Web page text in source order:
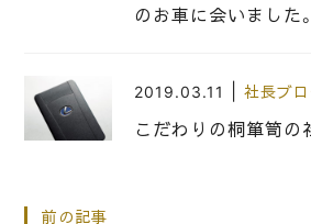
のお車に会いました。
2019.03.11 社長ブ
こだわりの桐箪笥
前の記事